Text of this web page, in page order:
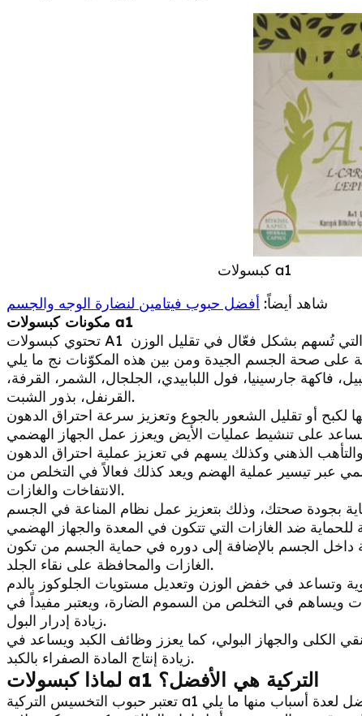
كبسولات a1
شاهد أيضاً: أفضل حبوب فيتامين لنضارة الوجه والجسم
مكونات كبسولات a1
تحتوي
تُسهم بشكل فعّال في تقليل الوزن
فاكهة جارسينيا، فول اللبابيدي، الجلجال، الشمر، القرفة،
القرنفل، بذور الشبت.
عبر تيسير عملية الهضم ويعد كذلك فعالاً في التخلص من
الانتفاخات والغازات.
الجسم بالإضافة إلى دوره في حماية الجسم من تكون
الغازات والمحافظة على نقاء الجلد.
ويساهم في التخلص من السموم الضارة، ويعتبر مفيداً في
زيادة إدرار البول.
والجهاز البولي، كما يعزز وظائف الكبد ويساعد في
زيادة إنتاج المادة الصفراء بالكبد.
لماذا كبسولات a1 التركية هي الأفضل؟